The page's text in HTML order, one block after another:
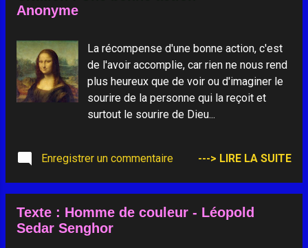
Anonyme
La récompense d'une bonne action, c'est
de l'avoir accomplie, car rien ne nous rend
plus heureux que de voir ou d'imaginer le
sourire de la personne qui la reçoit et
surtout le sourire de Dieu...
Enregistrer un commentaire ---> LIRE LA SUITE
Texte : Homme de couleur - Léopold
Sedar Senghor